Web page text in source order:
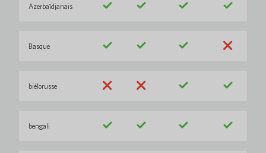
Azerbaïdjanais
Basque
biélorusse
bengali